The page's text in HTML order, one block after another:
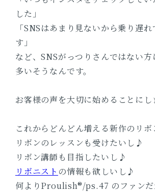
した」
「SNSはあまり見ないから乗り遅
す」
など、SNSがっつりさんではない
多いそうなんです。
お客様の声を大切に始めることにし
これからどんどん増える新作のリボ
リボンのレッスンも受けたいし♪
リボン講師も目指したいし♪
リボニスト の情報も欲しいし♪
何よりProulish®/ps.47 のファンだ